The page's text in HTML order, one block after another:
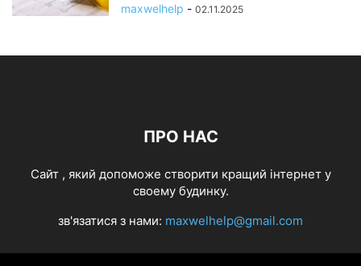
maxwelhelp - 02.11.2025
ПРО НАС
Cайт , який допоможе створити кращий інтернет у
своему будинку.
зв'язатися з нами: maxwelhelp@gmail.com